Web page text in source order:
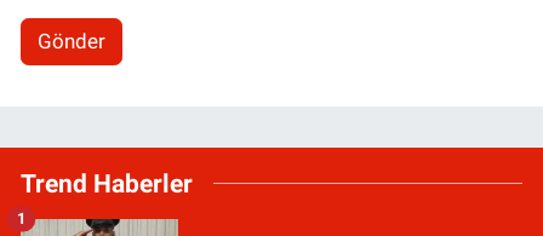
Gönder
Trend Haberler
1